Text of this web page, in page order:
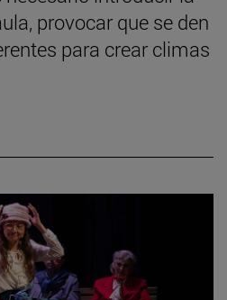
provocar que se den
para crear climas